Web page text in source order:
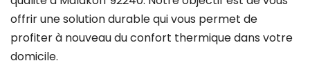
offrir une solution durable qui vous permet de
profiter à nouveau du confort thermique dans votre
domicile.